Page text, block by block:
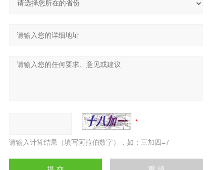
请输入计算结果（填写阿拉伯数字），如：三加四=7